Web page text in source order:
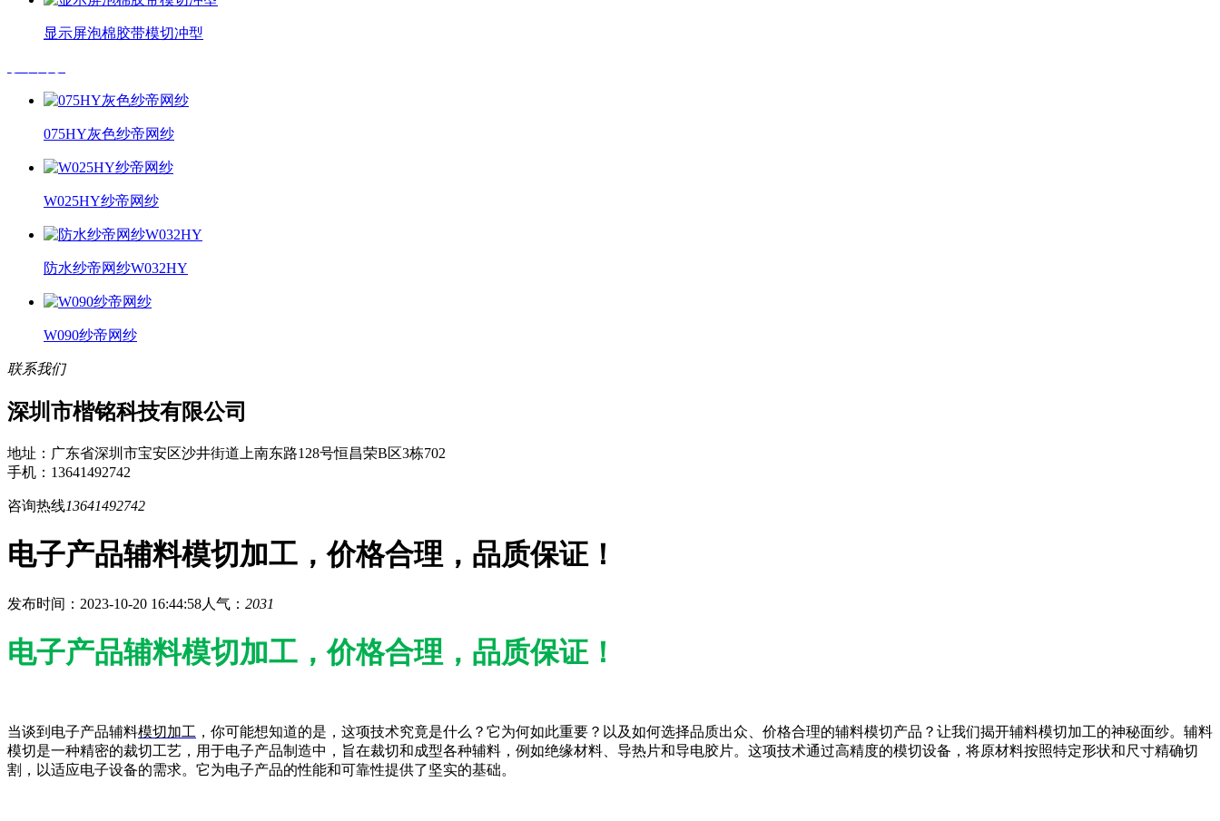
显示屏泡棉胶带模切冲型
075HY灰色纱帝网纱
W025HY纱帝网纱
防水纱帝网纱W032HY
W090纱帝网纱
联系我们
深圳市楷铭科技有限公司
地址：广东省深圳市宝安区沙井街道上南东路128号恒昌荣B区3栋702
手机：13641492742
咨询热线13641492742
电子产品辅料模切加工，价格合理，品质保证！
发布时间：2023-10-20 16:44:58人气： 2031
电子产品辅料模切加工，价格合理，品质保证！
当谈到电子产品辅料模切加工 ，你可能想知道的是，这项技术究竟是什么？它为何如此重要？以及如何选择品质出众、价格合理的辅料模切产品？让我们揭开辅料模切加工的神秘面纱。辅料
模切是一种精密的裁切工艺，用于电子产品制造中，旨在裁切和成型各种辅料，例如绝缘材料、导热片和导电胶片。这项技术通过高精度的模切设备，将原材料按照特定形状和尺寸精确切
割，以适应电子设备的需求。它为电子产品的性能和可靠性提供了坚实的基础。